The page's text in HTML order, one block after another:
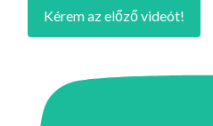
Kérem az előző videót!